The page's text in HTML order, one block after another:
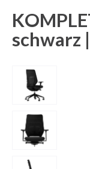
schwarz
Bildergalerie